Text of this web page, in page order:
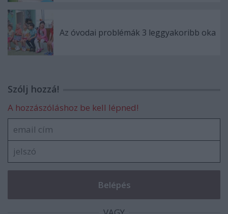
Az óvodai problémák 3 leggyakoribb oka
Szólj hozzá!
A hozzászóláshoz be kell lépned!